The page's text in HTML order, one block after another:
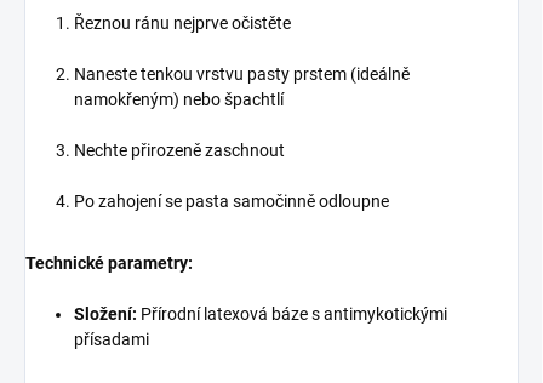
Řeznou ránu nejprve očistěte
Naneste tenkou vrstvu pasty prstem (ideálně
namokřeným) nebo špachtlí
Nechte přirozeně zaschnout
Po zahojení se pasta samočinně odloupne
Technické parametry:
Složení: Přírodní latexová báze s antimykotickými
přísadami